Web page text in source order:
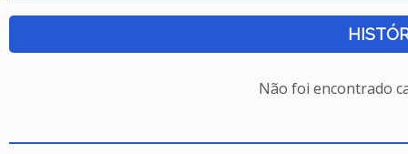
Não foi encontrado